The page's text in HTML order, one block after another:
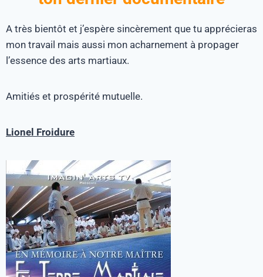
A très bientôt et j’espère sincèrement que tu apprécieras
mon travail mais aussi mon acharnement à propager
l’essence des arts martiaux.
Amitiés et prospérité mutuelle.
Lionel Froidure